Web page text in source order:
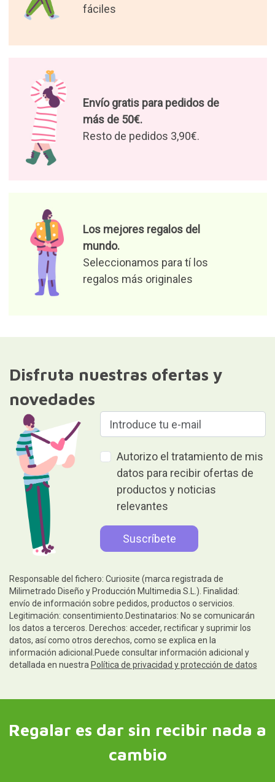
fáciles
Envío gratis para pedidos de
más de 50€.
Resto de pedidos 3,90€.
Los mejores regalos del
mundo.
Seleccionamos para tí los
regalos más originales
Disfruta nuestras ofertas y
novedades
Autorizo el tratamiento de mis
datos para recibir ofertas de
productos y noticias
relevantes
Responsable del fichero: Curiosite (marca registrada de
Milimetrado Diseño y Producción Multimedia S.L.). Finalidad:
envío de información sobre pedidos, productos o servicios.
Legitimación: consentimiento.Destinatarios: No se comunicarán
los datos a terceros. Derechos: acceder, rectificar y suprimir los
datos, así como otros derechos, como se explica en la
información adicional.Puede consultar información adicional y
detallada en nuestra Política de privacidad y protección de datos
Regalar es dar sin recibir nada a
cambio